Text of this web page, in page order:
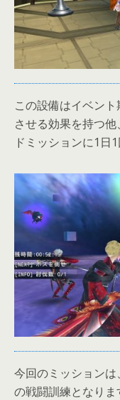
この設備はイベン
させる効果を持つ
ドミッションに1日
今回のミッション
の戦闘訓練となり